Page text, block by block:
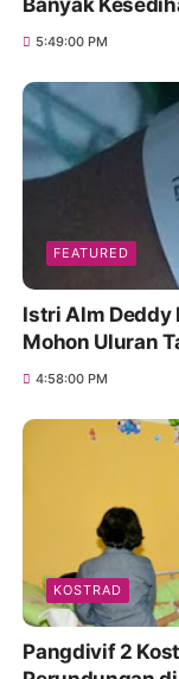
5:49:00 PM
FEATURED
Istri Alm Deddy
Mohon Uluran
4:58:00 PM
KOSTRAD
Pangdivif 2